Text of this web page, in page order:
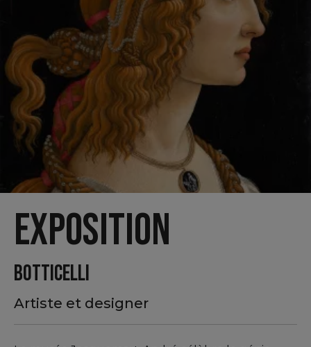
Exposition
BOTTICELLI
Artiste et designer